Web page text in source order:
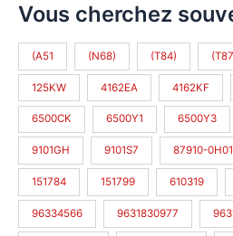
Vous cherchez
(A51 (N68) (T84)
125KW 4162EA 4162KF
6500CK 6500Y1 6500Y3
9101GH 9101S7 87910-
151784 151799 610319
96334566 9631830977